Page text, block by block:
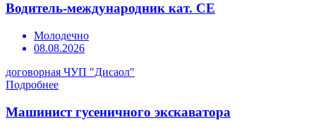
Водитель-международник кат. СЕ
Молодечно
08.08.2026
договорная ЧУП "Дисаол"
Подробнее
Машинист гусеничного экскаватора